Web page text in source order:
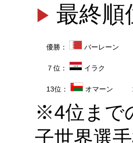
最終順
優勝： バーレーン
７位： イラク
13位： オマーン
※4位まで
子世界選